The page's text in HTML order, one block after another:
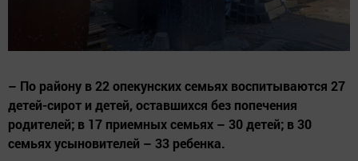
– По району в 22 опекунских семьях воспитываются 27
детей-сирот и детей, оставшихся без попечения
родителей; в 17 приемных семьях – 30 детей; в 30
семьях усыновителей – 33 ребенка.